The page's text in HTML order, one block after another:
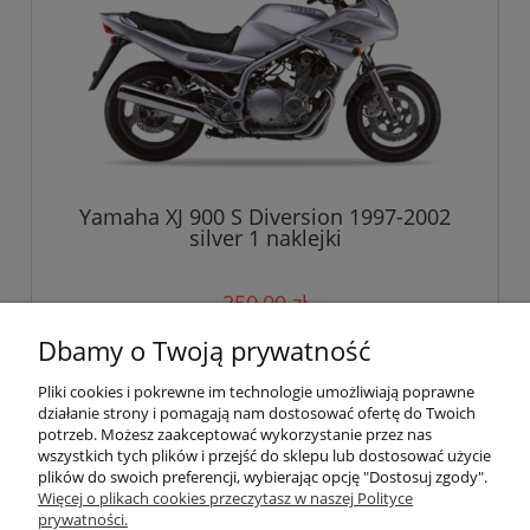
Yamaha XJ 900 S Diversion 1997-2002
silver 1 naklejki
350,00 zł
do koszyka
Pomoc
Dbamy o Twoją prywatność
Pliki cookies i pokrewne im technologie umożliwiają poprawne
działanie strony i pomagają nam dostosować ofertę do Twoich
potrzeb. Możesz zaakceptować wykorzystanie przez nas
wszystkich tych plików i przejść do sklepu lub dostosować użycie
plików do swoich preferencji, wybierając opcję "Dostosuj zgody".
Więcej o plikach cookies przeczytasz w naszej Polityce
prywatności.